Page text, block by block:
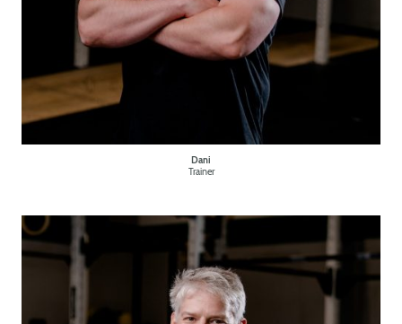
Dani
Trainer